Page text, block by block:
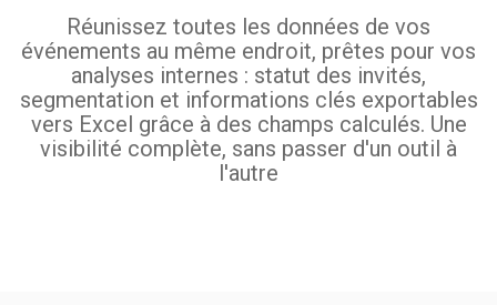
Réunissez toutes les données de vos
événements au même endroit, prêtes pour vos
analyses internes : statut des invités,
segmentation et informations clés exportables
vers Excel grâce à des champs calculés. Une
visibilité complète, sans passer d'un outil à
l'autre